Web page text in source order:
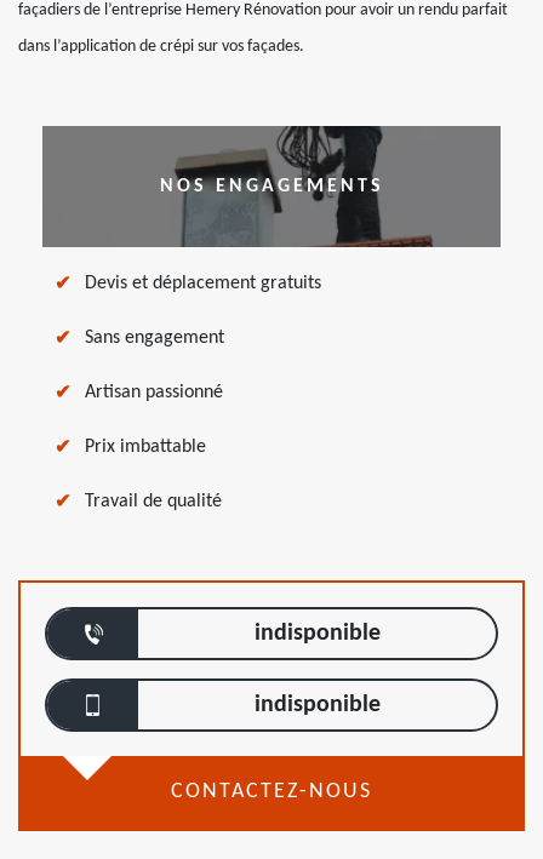
façadiers de l’entreprise Hemery Rénovation pour avoir un rendu parfait
dans l’application de crépi sur vos façades.
NOS ENGAGEMENTS
Devis et déplacement gratuits
Sans engagement
Artisan passionné
Prix imbattable
Travail de qualité
indisponible
indisponible
CONTACTEZ-NOUS